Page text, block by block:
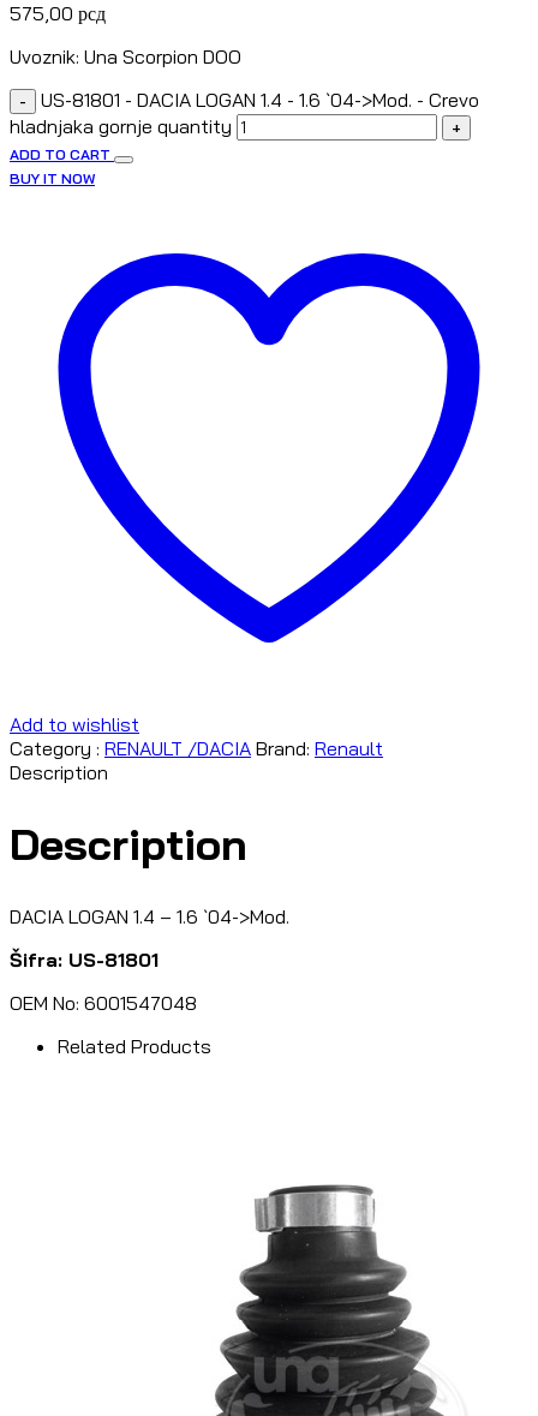
575,00 рсд
Uvoznik: Una Scorpion DOO
-
US-81801 - DACIA LOGAN 1.4 - 1.6 `04->Mod. - Crevo
hladnjaka gornje quantity
+
ADD TO CART
BUY IT NOW
Add to wishlist
Category : RENAULT /DACIA Brand: Renault
Description
Description
DACIA LOGAN 1.4 – 1.6 `04->Mod.
Šifra: US-81801
OEM No: 6001547048
Related Products